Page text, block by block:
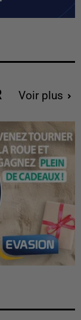
Voir plus